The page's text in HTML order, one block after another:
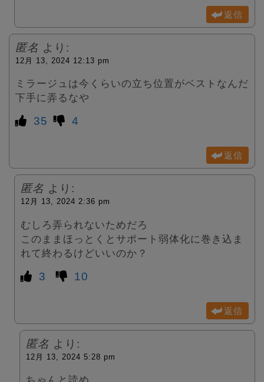
返信
匿名 より:
12月 13, 2024 12:13 pm
ミラージュは今くらいの立ち位置がベストなんだ
下手に弄るなや
35 4
返信
匿名 より:
12月 13, 2024 2:36 pm
むしろ弄られないためだろ
このままほっとくとサポート弱体化に巻き込ま
れて終わるけどいいのか？
3 10
返信
匿名 より:
12月 13, 2024 5:28 pm